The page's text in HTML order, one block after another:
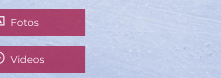
Fotos
Videos